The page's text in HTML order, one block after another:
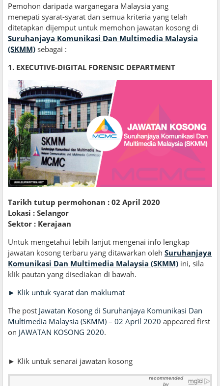
Pemohon daripada warganegara Malaysia yang
menepati syarat-syarat dan semua kriteria yang telah
ditetapkan dijemput untuk memohon jawatan kosong di
Suruhanjaya Komunikasi Dan Multimedia Malaysia
(SKMM) sebagai :
1. EXECUTIVE-DIGITAL FORENSIC DEPARTMENT
Tarikh tutup permohonan : 02 April 2020
Lokasi : Selangor
Sektor : Kerajaan
Untuk mengetahui lebih lanjut mengenai info lengkap
jawatan kosong terbaru yang ditawarkan oleh Suruhanjaya
Komunikasi Dan Multimedia Malaysia (SKMM) ini, sila
klik pautan yang disediakan di bawah.
► Klik untuk syarat dan maklumat
The post Jawatan Kosong di Suruhanjaya Komunikasi Dan
Multimedia Malaysia (SKMM) – 02 April 2020 appeared first
on JAWATAN KOSONG 2020.
► Klik untuk senarai jawatan kosong